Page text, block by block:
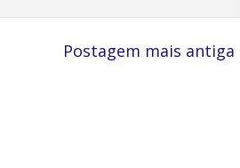
Postagem mais antiga